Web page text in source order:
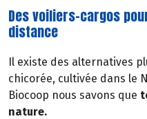
Des voiliers-cargos
distance
Il existe des alternatives
chicorée, cultivée dans le
Biocoop nous savons que
nature.